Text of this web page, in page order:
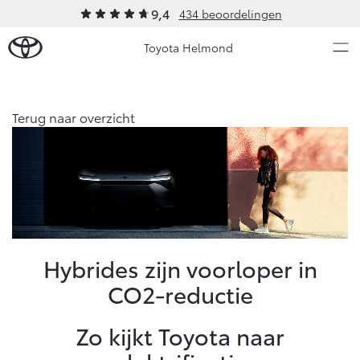
9,4 434 beoordelingen
Toyota Helmond
Ons bedrijf
Vacatures
Klantbeoordelingen
Vanaf € 23.750,-
HYBRIDE
Vanaf € 27.195,-
Occasions
Terug naar overzicht
Hybrides zijn voorloper in
CO2-reductie
Zo kijkt Toyota naar